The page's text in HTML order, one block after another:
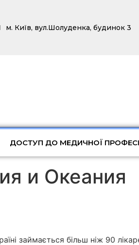
м. Київ, вул.Шолуденка, будинок 3
ДОСТУП ДО МЕДИЧНОЇ
и Океания
займається більш ніж 90